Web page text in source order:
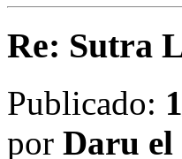
Re: Sutra
Publicado:
por Daru